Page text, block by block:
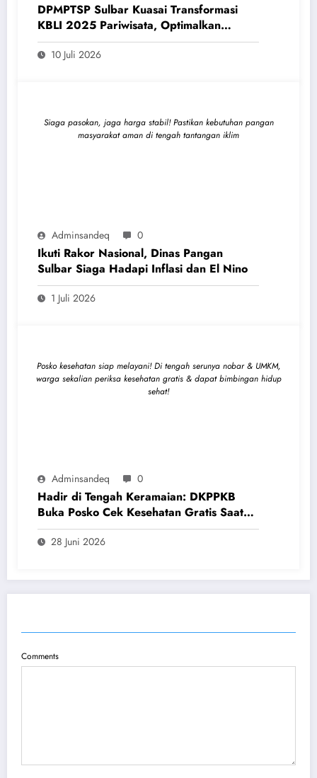
DPMPTSP Sulbar Kuasai Transformasi
KBLI 2025 Pariwisata, Optimalkan
Perizinan Lewat Sistem OSS
10 Juli 2026
Siaga pasokan, jaga harga stabil! Pastikan kebutuhan pangan
masyarakat aman di tengah tantangan iklim
Adminsandeq 0
Ikuti Rakor Nasional, Dinas Pangan
Sulbar Siaga Hadapi Inflasi dan El Nino
1 Juli 2026
Posko kesehatan siap melayani! Di tengah serunya nobar & UMKM,
warga sekalian periksa kesehatan gratis & dapat bimbingan hidup
sehat!
Adminsandeq 0
Hadir di Tengah Keramaian: DKPPKB
Buka Posko Cek Kesehatan Gratis Saat
Nobar & Festival UMKM
28 Juni 2026
Comments